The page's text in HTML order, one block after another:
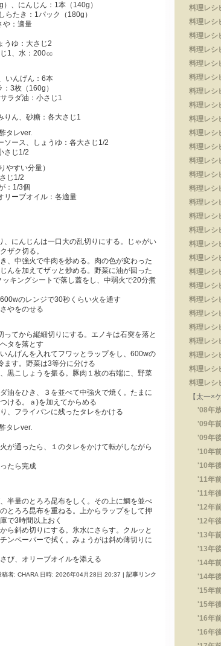
、にんじん：1本（140g）
たき：1パック（180g）
や：適量
うゆ：大さじ2
1、水：200㏄
いんげん：6本
3枚（160g）
ラダ油：小さじ1
ん、砂糖：各大さじ1
タレver.
ース、しょうゆ：各大さじ1/2
さじ1/2
やすい分量）
じ1/2
：1/3個
ーブオイル：各適量
、にんじんは一口大の乱切りにする。じゃがい
ザク切る。
、中強火で牛肉を炒める。肉の色が変わった
んを加えてザッと炒める。野菜に油が回った
キングシートで落し蓋をし、中弱火で20分煮
のレンジで30秒くらい火を通す
やをのせる
ってから縦細切りにする。エノキは石突を落と
タを落とす
んげんを入れてフワッとラップをし、600wの
ます。野菜は3等分に分ける
黒こしょうを振る。豚肉１枚の右端に、野菜
油をひき、３を並べて中強火で焼く。たまに
ける。ａ)を加えてからめる
、フライパンに残ったタレをかける
タレver.
が通ったら、１のタレをかけて転がしながら
たら完成
半量のとろろ昆布をしく。その上に鯛を並べ
とろろ昆布を重ねる。上からラップをして押
で3時間以上おく
ら斜め切りにする。氷水にさらす。クルッと
ンペーパーで拭く。みょうがは斜め薄切りに
び、オリーブオイルを添える
稿者: CHARA 日時: 2026年04月28日 20:37 | 記事リンク
料理レシ
料理レシ
料理レシ
料理レシ
料理レシ
料理レシ
料理レシ
料理レシ
料理レシ
料理レシ
料理レシ
料理レシ
料理レシ
料理レシ
料理レシ
料理レシ
料理レシ
料理レシ
料理レシ
料理レシ
料理レシ
料理レシ
料理レシ
料理レシ
料理レシ
料理レシ
料理レシ
料理レシ
【太一×
'08年
'09年
'09年
'10年
'10年
'11年
'11年
'12年
'12年
'13年
'13年
'14年
'14年
'15年
'15年
'16年
'16年